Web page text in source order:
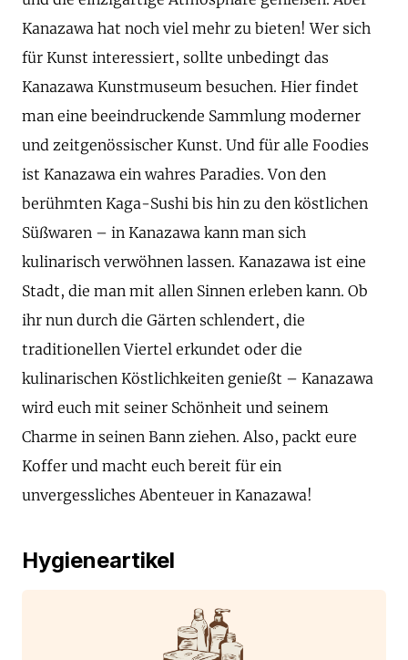
Kanazawa hat noch viel mehr zu bieten! Wer sich
für Kunst interessiert, sollte unbedingt das
Kanazawa Kunstmuseum besuchen. Hier findet
man eine beeindruckende Sammlung moderner
und zeitgenössischer Kunst. Und für alle Foodies
ist Kanazawa ein wahres Paradies. Von den
berühmten Kaga-Sushi bis hin zu den köstlichen
Süßwaren – in Kanazawa kann man sich
kulinarisch verwöhnen lassen. Kanazawa ist eine
Stadt, die man mit allen Sinnen erleben kann. Ob
ihr nun durch die Gärten schlendert, die
traditionellen Viertel erkundet oder die
kulinarischen Köstlichkeiten genießt – Kanazawa
wird euch mit seiner Schönheit und seinem
Charme in seinen Bann ziehen. Also, packt eure
Koffer und macht euch bereit für ein
unvergessliches Abenteuer in Kanazawa!
Hygieneartikel